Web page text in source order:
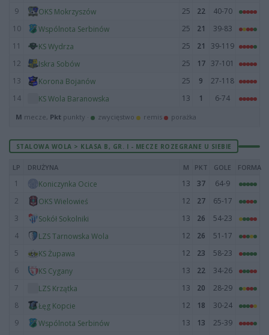
9
OKS Mokrzyszów 25 22
40-70
10
Wspólnota Serbinów 25 21
39-83
11
KS Wydrza 25 21
39-119
12
Iskra Sobów 25 17
37-101
13
Korona Bojanów 25 9
27-118
14
KS Wola Baranowska 13 1 6-74
M mecze, Pkt punkty · zwycięstwo remis porażka
STALOWA WOLA > KLASA B, GR. I - MECZE ROZEGRANE U SIEBIE
LP DRUŻYNA M PKT GOLE FORMA
1 Koniczynka Ocice 13 37
64-9
2
OKS Wielowieś 12 27
65-17
3
Sokół Sokolniki 13 26
54-23
4
LZS Tarnowska Wola 12 26
51-17
5
KS Żupawa 12 23
58-23
6
KS Cygany 13 22
34-26
7
LZS Krzątka 13 20
28-29
8
Łęg Kopcie 12 18
30-24
9
Wspólnota Serbinów 13 13 25-39